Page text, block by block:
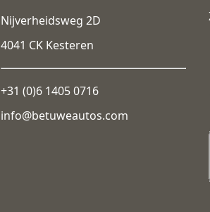
Nijverheidsweg 2D
4041 CK Kesteren
+31 (0)6 1405 0716
info@betuweautos.com